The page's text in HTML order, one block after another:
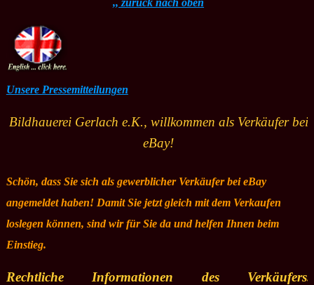
,, zurück nach oben
Unsere Pressemitteilungen
Bildhauerei Gerlach e.K., willkommen als Verkäufer bei
eBay!
Schön, dass Sie sich als gewerblicher Verkäufer bei eBay
angemeldet haben! Damit Sie jetzt gleich mit dem Verkaufen
loslegen können, sind wir für Sie da und helfen Ihnen beim
Einstieg.
Rechtliche Informationen des Verkäufers.